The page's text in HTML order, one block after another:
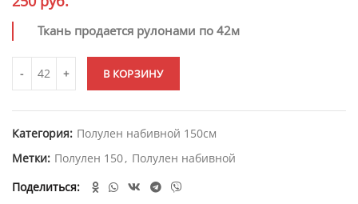
Ткань продается рулонами по 42м
В КОРЗИНУ
Категория: Полулен набивной 150см
Метки: Полулен 150, Полулен набивной
Поделиться